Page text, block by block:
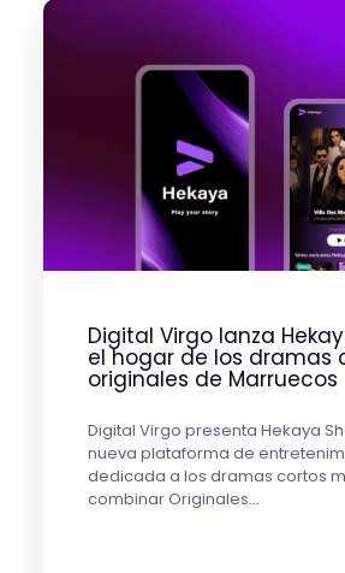
Digital Virgo lanza
el hogar de los dramas
originales de Marruecos
Digital Virgo presenta Hekaya
nueva plataforma de
dedicada a los dramas cortos
combinar Originales…